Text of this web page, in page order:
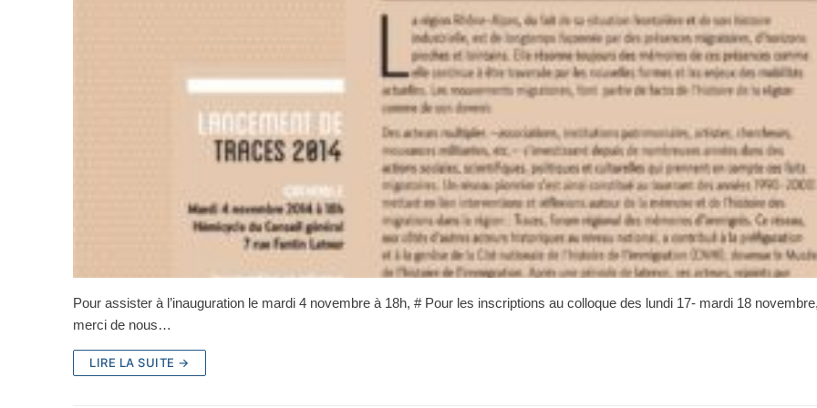
Pour assister à l’inauguration le mardi 4 novembre à 18h, # Pour les inscriptions au colloque des lundi 17- mardi 18
merci de nous…
LIRE LA SUITE →